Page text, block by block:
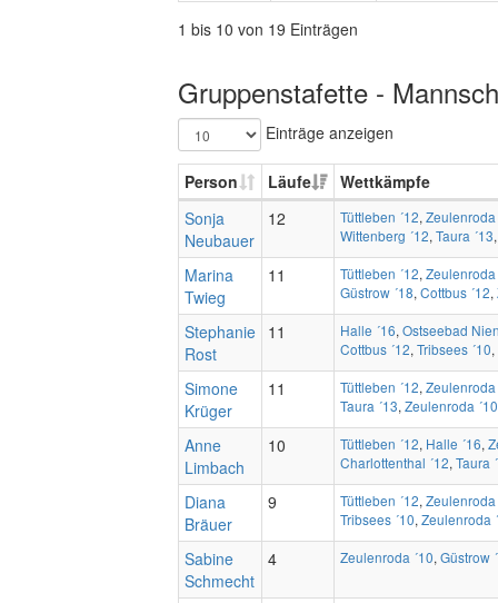
1 bis 10 von 19 Einträgen
Gruppenstafette -
Einträge anzeigen
Person Läufe
Wettkämpfe
Sonja
Neubauer
12 Tüttleben ´12, Zeulenroda
Wittenberg ´12, Taura ´13
Marina
Twieg
11 Tüttleben ´12, Zeulenroda
Güstrow ´18, Cottbus ´12,
Stephanie
Rost
11 Halle ´16, Ostseebad
Cottbus ´12, Tribsees ´10,
Simone
Krüger
11 Tüttleben ´12, Zeulenroda
Taura ´13, Zeulenroda ´10
Anne
Limbach
10 Tüttleben ´12, Halle ´16,
Charlottenthal ´12, Taura
Diana
Bräuer
9 Tüttleben ´12, Zeulenroda
Tribsees ´10, Zeulenroda
Sabine
Schmecht
4 Zeulenroda ´10, Güstrow